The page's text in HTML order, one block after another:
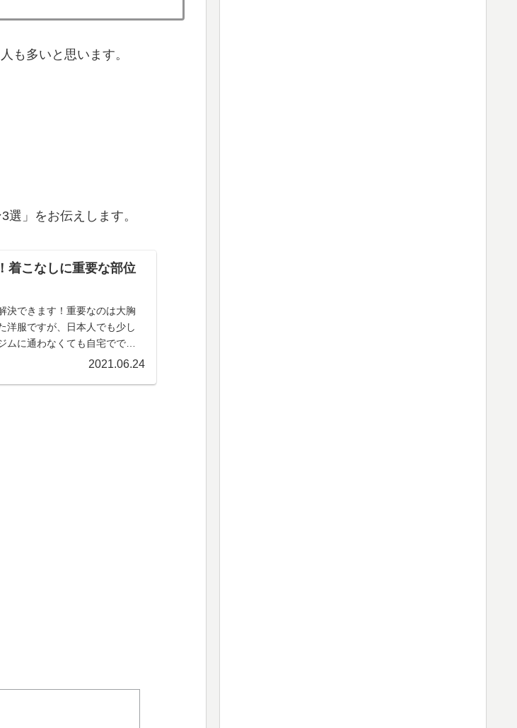
も多いと思います。
」をお伝えします。
着こなしに重要な部位
決できます！重要なのは大胸
洋服ですが、日本人でも少し
ムに通わなくても自宅ででき
成させる、筋肉という最高の
2021.06.24